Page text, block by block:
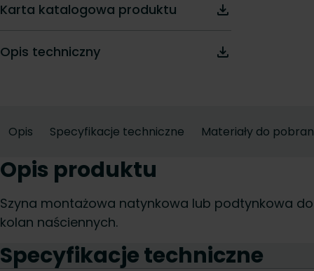
Karta katalogowa produktu
Opis techniczny
Opis Specyfikacje techniczne Materiały do
Opis produktu
Szyna montażowa natynkowa lub podtynkowa do
kolan naściennych.
Specyfikacje techniczne